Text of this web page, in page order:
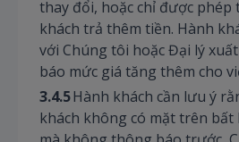
thay đổi, hoặc chỉ được phép
khách trả thêm tiền. Hành
với Chúng tôi hoặc Đại lý
báo mức giá tăng thêm cho
3.4.5Hành khách cần lưu ‎ý
khách không có mặt trên bất